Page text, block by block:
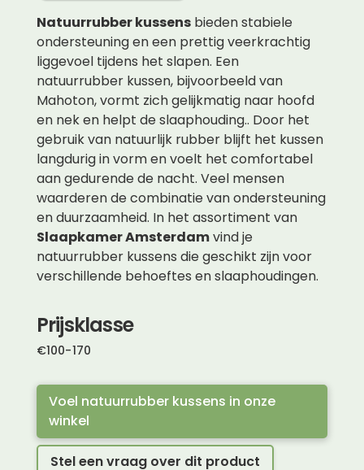
Natuurrubber kussensbieden stabiele
ondersteuning en een prettig veerkrachtig
liggevoel tijdens het slapen. Een
natuurrubber kussen, bijvoorbeeld van
Mahoton, vormt zich gelijkmatig naar hoofd
en nek en helpt de slaaphouding.. Door het
gebruik van natuurlijk rubber blijft het kussen
langdurig in vorm en voelt het comfortabel
aan gedurende de nacht. Veel mensen
waarderen de combinatie van ondersteuning
en duurzaamheid. In het assortiment van
Slaapkamer Amsterdamvind je
natuurrubber kussens die geschikt zijn voor
verschillende behoeftes en slaaphoudingen.
Prijsklasse
€100-170
Voel natuurrubber kussens in onze
winkel
Stel een vraag over dit product